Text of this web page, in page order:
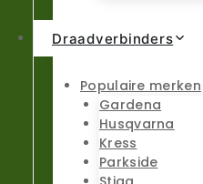
Draadverbinders
Populaire merken
Gardena
Husqvarna
Kress
Parkside